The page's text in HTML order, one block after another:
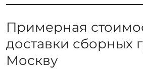
Примерная
доставки сборных
Москву